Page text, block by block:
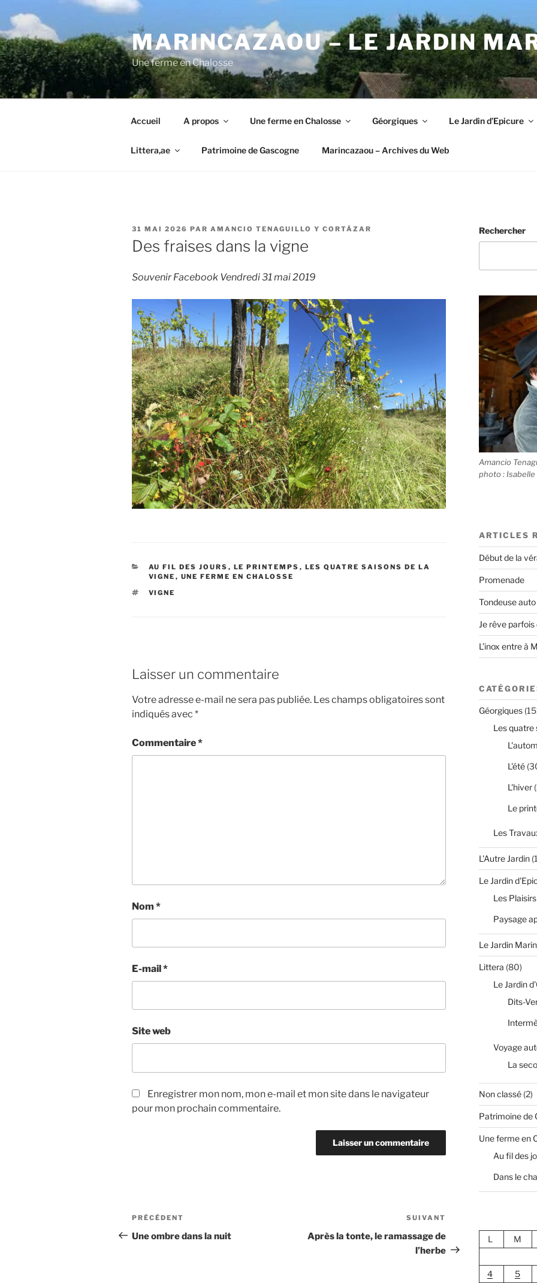
contenu
principal
MARINCAZAOU – LE JARDIN
Une ferme en Chalosse
Accueil A propos Une ferme en Chalosse Géorgiques Le Jardin d’Epicure
Littera,ae Patrimoine de Gascogne Marincazaou – Archives du Web
PUBLIÉ
LE
31 MAI 2026 PAR AMANCIO TENAGUILLO Y CORTÁZAR
Des fraises dans la vigne
Souvenir Facebook Vendredi 31 mai 2019
CATÉGORIES
AU FIL DES JOURS , LE PRINTEMPS , LES QUATRE SAISONS DE LA
VIGNE , UNE FERME EN CHALOSSE
ÉTIQUETTES
VIGNE
Laisser un commentaire
Votre adresse e-mail ne sera pas publiée. Les champs obligatoires sont
indiqués avec *
Commentaire*
Nom *
E-mail*
Site web
Enregistrer mon nom, mon e-mail et mon site dans le navigateur
pour mon prochain commentaire.
Navigation
de
Article
précédent
PRÉCÉDENT
Une ombre dans la nuit
suivant
SUIVANT
Après la tonte, le ramassage de
l’herbe
Rechercher
Amancio
photo : Isabelle
ARTICLES
Début de la
Promenade
Tondeuse
Je rêve parfois
L’inox entre à
Géorgiques
Les quatre
L'été
L'hiver
Le
Les
L'Autre Jardin
Le Jardin
Les
Paysage
Le Jardin Marin
Littera (80)
Le Jardin
Dits-
Voyage
La
Non classé(2)
Patrimoine de
Une ferme en
Au fil des
Dans le
L
M
4
5